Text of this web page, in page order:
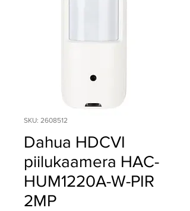
SKU: 2608512
Dahua HDCVI
piilukaamera HAC-
HUM1220A-W-PIR
2MP